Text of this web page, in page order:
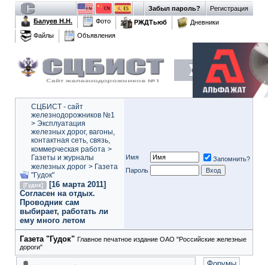
Регистрация
Забыл пароль?
Балуев Н.Н.
Фото РЖДТьюб
Дневники
Файлы
Объявления
СЦБИСТ - сайт
железнодорожников №1
> Эксплуатация
железных дорог, вагоны,
контактная сеть, связь,
коммерческая работа >
Газеты и журналы
железных дорог > Газета
"Гудок"
[Гудок]
[16 марта 2011]
Согласен на отдых.
Проводник сам
выбирает, работать ли
ему много летом
Имя
Запомнить?
Пароль
Газета "Гудок" Главное печатное издание ОАО "Российские железные
дороги"